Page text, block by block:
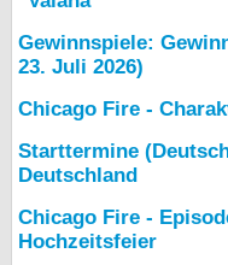
Gewinnspiele:
23. Juli 2026)
Chicago Fire -
Starttermine
Deutschland
Chicago Fire -
Hochzeitsfeier